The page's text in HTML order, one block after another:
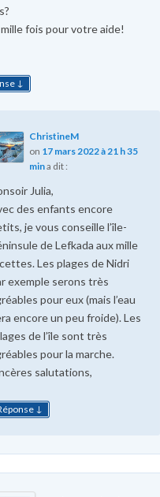
fois pour votre aide!
↓
ChristineM
on 17 mars 2022 à 21 h 35
mina dit :
Julia,
des enfants encore
je vous conseille l’île-
de Lefkada aux mille
Les plages de Nidri
exemple serons très
pour eux (mais l’eau
encore un peu froide). Les
de l’île sont très
pour la marche.
salutations,
↓